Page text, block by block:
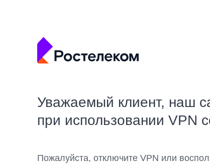
Уважаемый клиент, наш
при использовании VPN
Пожалуйста, отключите VPN или